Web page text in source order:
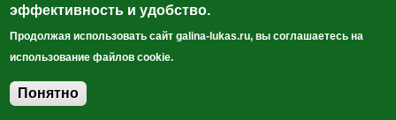
дошли до входа, поднялись на лифте на высоту 150
метров и вот, мы с высоты любуемся старым и новым
районами Дубая.
эффективность и удобство.
Продолжая использовать сайт galina-lukas.ru, вы соглашаетесь на
использование файлов cookie.
Понятно